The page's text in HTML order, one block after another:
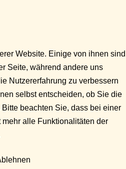
Website. Einige von ihnen sind
Seite, während andere uns
Nutzererfahrung zu verbessern
selbst entscheiden, ob Sie die
beachten Sie, dass bei einer
alle Funktionalitäten der